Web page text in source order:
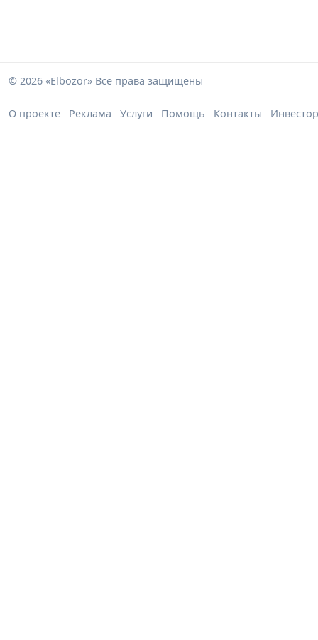
© 2026 «Elbozor» Все права защищены
О проекте Реклама Услуги Помощь Контакты